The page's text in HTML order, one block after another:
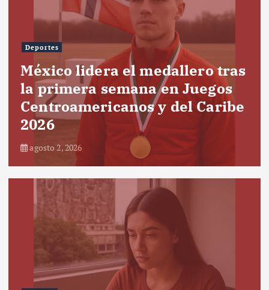
Deportes
México lidera el medallero tras
la primera semana en Juegos
Centroamericanos y del Caribe
2026
agosto 2, 2026